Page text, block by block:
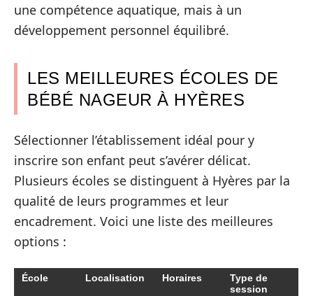
une compétence aquatique, mais à un
développement personnel équilibré.
LES MEILLEURES ÉCOLES DE
BÉBÉ NAGEUR À HYÈRES
Sélectionner l’établissement idéal pour y
inscrire son enfant peut s’avérer délicat.
Plusieurs écoles se distinguent à Hyères par la
qualité de leurs programmes et leur
encadrement. Voici une liste des meilleures
options :
École Localisation Horaires
Type de
session